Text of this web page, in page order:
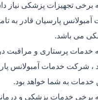
برخی تجهیزات پزشکی نیاز
پارسیان قادر به
می باشد.
خدمات پرستاری و مراقبت
، شرکت خدمات آمبولانس
خدمات به شما خواهد بود.
برخی خدمات پزشکی و